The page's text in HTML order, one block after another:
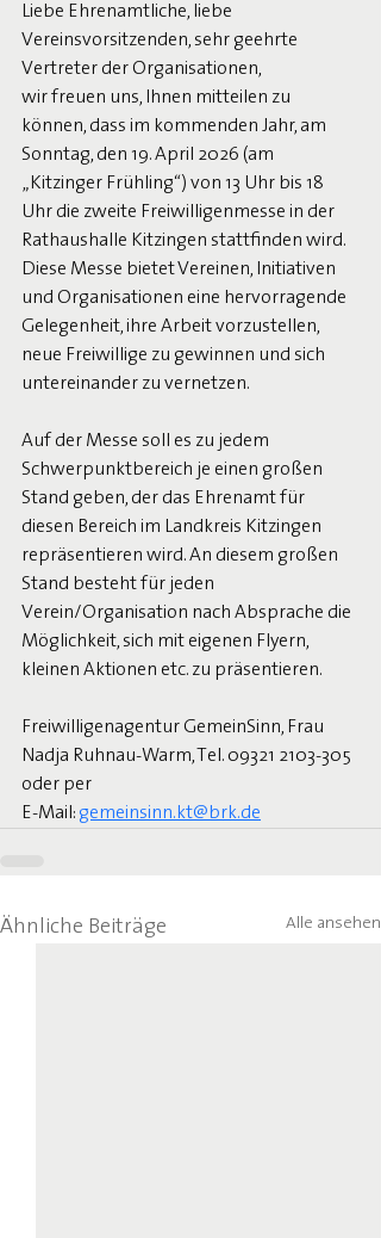
Liebe Ehrenamtliche, liebe
Vereinsvorsitzenden, sehr geehrte
Vertreter der Organisationen,
wir freuen uns, Ihnen mitteilen zu
können, dass im kommenden Jahr, am
Sonntag, den 19. April 2026 (am
„Kitzinger Frühling“) von 13 Uhr bis 18
Uhr die zweite Freiwilligenmesse in der
Rathaushalle Kitzingen stattfinden wird.
Diese Messe bietet Vereinen, Initiativen
und Organisationen eine hervorragende
Gelegenheit, ihre Arbeit vorzustellen,
neue Freiwillige zu gewinnen und sich
untereinander zu vernetzen.
Auf der Messe soll es zu jedem
Schwerpunktbereich je einen großen
Stand geben, der das Ehrenamt für
diesen Bereich im Landkreis Kitzingen
repräsentieren wird. An diesem großen
Stand besteht für jeden
Verein/Organisation nach Absprache die
Möglichkeit, sich mit eigenen Flyern,
kleinen Aktionen etc. zu präsentieren.
Freiwilligenagentur GemeinSinn, Frau
Nadja Ruhnau-Warm, Tel. 09321 2103-305
oder per
E-Mail: gemeinsinn.kt@brk.de
Ähnliche Beiträge Alle ansehen